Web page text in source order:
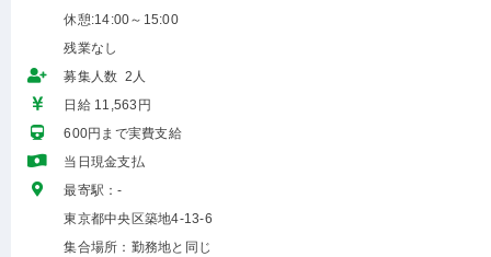
休憩:14:00～15:00
残業なし
募集人数 2人
日給 11,563円
600円まで実費支給
当日現金支払
最寄駅：-
東京都中央区築地4-13-6
集合場所：勤務地と同じ